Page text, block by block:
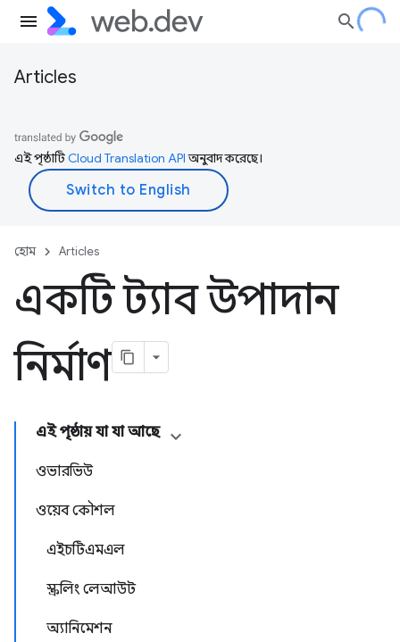
Articles
এই পৃষ্ঠাটিCloud Translation APIঅনুবাদ করেছে।
হোম Articles
একটি ট্যাব উপাদান
নির্মাণ
এই পৃষ্ঠায় যা যা আছে
ওভারভিউ
ওয়েব কৌশল
এইচটিএমএল
স্ক্রলিং লেআউট
অ্যানিমেশন